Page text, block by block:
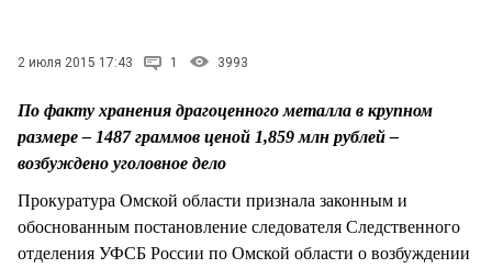
2 июля 2015 17:43 1 3993
По факту хранения драгоценного металла в крупном
размере – 1487 граммов ценой 1,859 млн рублей –
возбуждено уголовное дело
Прокуратура Омской области признала законным и
обоснованным постановление следователя Следственного
отделения УФСБ России по Омской области о возбуждении